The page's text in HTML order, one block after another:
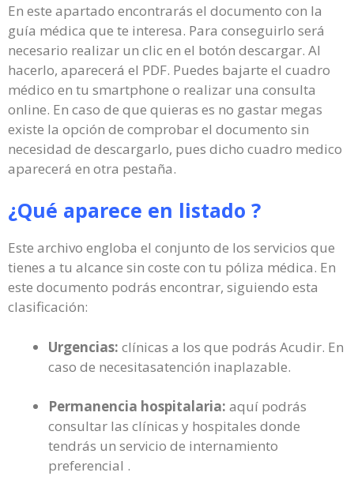
En este apartado encontrarás el documento con la
guía médica que te interesa. Para conseguirlo será
necesario realizar un clic en el botón descargar. Al
hacerlo, aparecerá el PDF. Puedes bajarte el cuadro
médico en tu smartphone o realizar una consulta
online. En caso de que quieras es no gastar megas
existe la opción de comprobar el documento sin
necesidad de descargarlo, pues dicho cuadro medico
aparecerá en otra pestaña.
¿Qué aparece en listado ?
Este archivo engloba el conjunto de los servicios que
tienes a tu alcance sin coste con tu póliza médica. En
este documento podrás encontrar, siguiendo esta
clasificación:
Urgencias: clínicas a los que podrás Acudir. En
caso de necesitasatención inaplazable.
Permanencia hospitalaria: aquí podrás
consultar las clínicas y hospitales donde
tendrás un servicio de internamiento
preferencial .